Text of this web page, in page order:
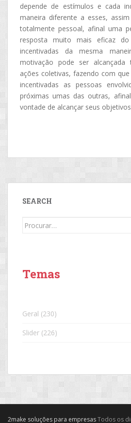
depende de estímulos e cada
maneira diferente a esses,
totalmente pessoal, afinal uma
resposta muito mais eficaz
incentivadas da mesma
motivação pode ser alcançada
ações coletivas, fazendo com
incentivadas as pessoas
próximas umas das outras,
vontade de alcançar seus
SEARCH
Search
Temas
Geral (230)
Slider (226)
2make soluções para empresasTodos os